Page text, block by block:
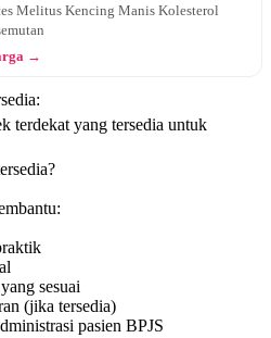
Melitus Kencing Manis Kolesterol
→
terdekat yang tersedia untuk
sesuai
(jika tersedia)
pasien BPJS